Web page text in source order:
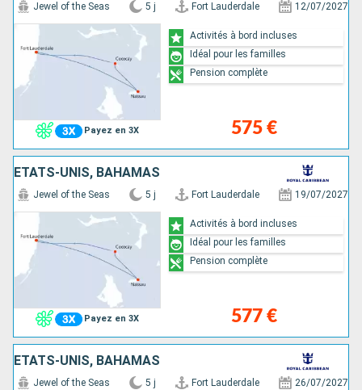
Payez en 3X
Jewel of the Seas 5 j Fort Lauderdale 12/07/2027
575 €
Activités à bord incluses
Idéal pour les familles
Pension complète
ÉTATS-UNIS, BAHAMAS
Payez en 3X
Jewel of the Seas 5 j Fort Lauderdale 19/07/2027
577 €
Activités à bord incluses
Idéal pour les familles
Pension complète
ÉTATS-UNIS, BAHAMAS
Jewel of the Seas 5 j Fort Lauderdale 26/07/2027